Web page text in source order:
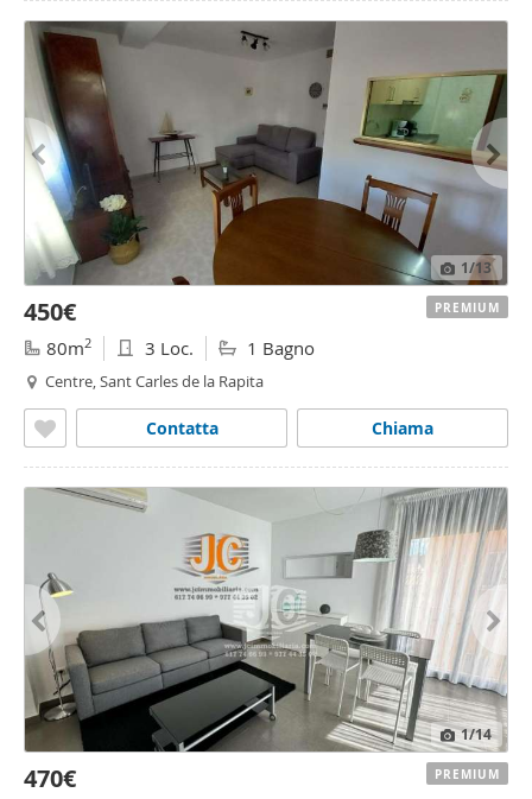
1/13
450€
80m2 3 Loc. 1 Bagno
Centre, Sant Carles de la Rapita
Chiama
Contatta
PREMIUM
1/14
470€ PREMIUM